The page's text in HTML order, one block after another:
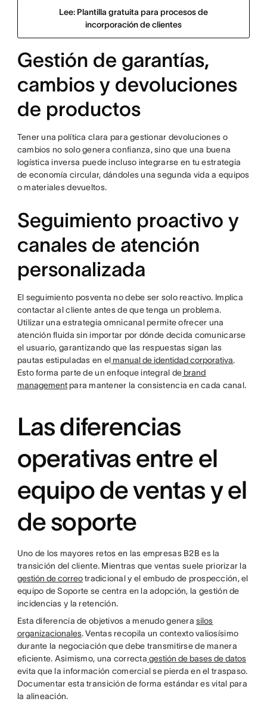
Lee: Plantilla gratuita para procesos de
incorporación de clientes
Gestión de garantías,
cambios y devoluciones
de productos
Tener una política clara para gestionar devoluciones o
cambios no solo genera confianza, sino que una buena
logística inversa puede incluso integrarse en tu estrategia
de economía circular, dándoles una segunda vida a equipos
o materiales devueltos.
Seguimiento proactivo y
canales de atención
personalizada
El seguimiento posventa no debe ser solo reactivo. Implica
contactar al cliente antes de que tenga un problema.
Utilizar una estrategia omnicanal permite ofrecer una
atención fluida sin importar por dónde decida comunicarse
el usuario, garantizando que las respuestas sigan las
pautas estipuladas en el manual de identidad corporativa.
Esto forma parte de un enfoque integral de brand
managementpara mantener la consistencia en cada canal.
Las diferencias
operativas entre el
equipo de ventas y el
de soporte
Uno de los mayores retos en las empresas B2B es la
transición del cliente. Mientras que ventas suele priorizar la
gestión de correotradicional y el embudo de prospección, el
equipo de Soporte se centra en la adopción, la gestión de
incidencias y la retención.
Esta diferencia de objetivos a menudo generasilos
organizacionales. Ventas recopila un contexto valiosísimo
durante la negociación que debe transmitirse de manera
eficiente. Asimismo, una correcta gestión de bases de datos
evita que la información comercial se pierda en el traspaso.
Documentar esta transición de forma estándar es vital para
la alineación.